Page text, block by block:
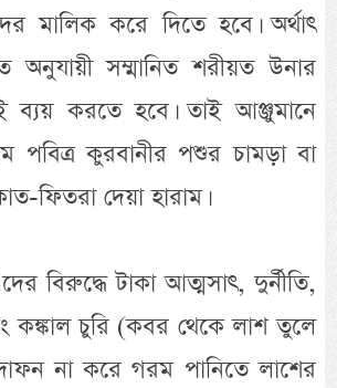
মালিক করে দিতে হবে। অর্থাৎ
অনুযায়ী সম্মানিত শরীয়ত উনার
ব্যয় করতে হবে। তাই আঞ্জুমানে
পবিত্র কুরবানীর পশুর চামড়া বা
ফিতরা দেয়া হারাম।
বিরুদ্ধে টাকা আত্মসাৎ, দুর্নীতি,
কঙ্কাল চুরি (কবর থেকে লাশ তুলে
না করে গরম পানিতে লাশের